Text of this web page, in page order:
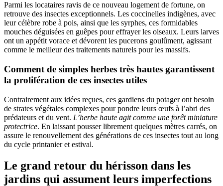
Parmi les locataires ravis de ce nouveau logement de fortune, on
retrouve des insectes exceptionnels. Les coccinelles indigènes, avec
leur célèbre robe à pois, ainsi que les syrphes, ces formidables
mouches déguisées en guêpes pour effrayer les oiseaux. Leurs larves
ont un appétit vorace et dévorent les pucerons goulûment, agissant
comme le meilleur des traitements naturels pour les massifs.
Comment de simples herbes très hautes garantissent
la prolifération de ces insectes utiles
Contrairement aux idées reçues, ces gardiens du potager ont besoin
de strates végétales complexes pour pondre leurs œufs à l’abri des
prédateurs et du vent. L’herbe haute agit comme une forêt miniature
protectrice. En laissant pousser librement quelques mètres carrés, on
assure le renouvellement des générations de ces insectes tout au long
du cycle printanier et estival.
Le grand retour du hérisson dans les
jardins qui assument leurs imperfections